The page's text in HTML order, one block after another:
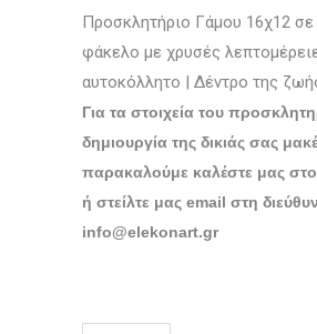
Προσκλητήριο Γάμου 16χ12
φάκελο με χρυσές
αυτοκόλλητο | Δέντρο της
Για τα στοιχεία του
δημιουργία της δικιάς σας
παρακαλούμε καλέστε μας
ή στείλτε μας email στη
info@elekonart.gr